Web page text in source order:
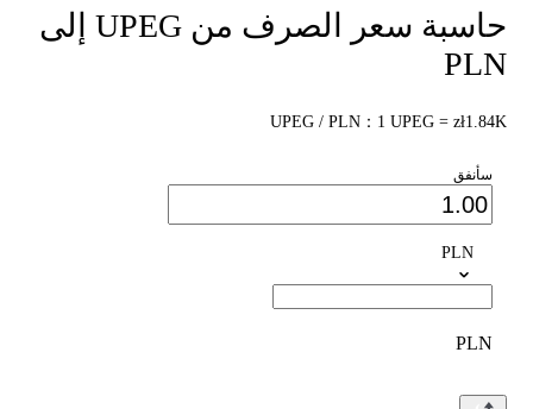
حاسبة سعر الصرف من UPEG إلى
PLN
UPEG / PLN：1 UPEG = zł1.84K
سأنفق
PLN
PLN